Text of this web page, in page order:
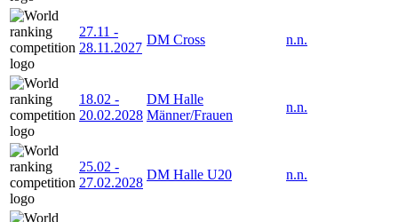
27.11 -
28.11.2027
DM Cross n.n.
18.02 -
20.02.2028
DM Halle
Männer/Frauen
n.n.
25.02 -
27.02.2028
DM Halle U20 n.n.